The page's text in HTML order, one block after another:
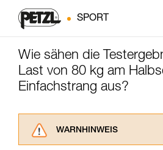
SPORT
Wie sähen die
Last von 80 kg am
Einfachstrang aus?
WARNHINWEIS